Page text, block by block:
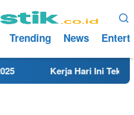
Trending News
Kerja Hari Ini Teknisi/